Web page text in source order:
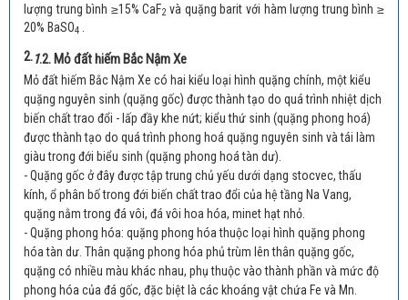
lượng trung bình ≥15% CaF2 và quặng barit với hàm lượng trung bình ≥
20% BaSO4
2.1.2. Mỏ đất hiếm Bắc Nậm Xe
Mỏ đất hiếm Bắc Nậm Xe có hai kiểu loại hình quặng chính, một kiểu
quặng nguyên sinh (quặng gốc) được thành tạo do quá trình nhiệt dịch
biến chất trao đổi - lấp đầy khe nứt; kiểu thứ sinh (quặng phong hoá)
được thành tạo do quá trình phong hoá quặng nguyên sinh và tái làm
giàu trong đới biểu sinh (quặng phong hoá tàn dư).
- Quặng gốc ở đây được tập trung chủ yếu dưới dạng stocvec, thấu
kính, ổ phân bố trong đới biến chất trao đổi của hệ tầng Na Vang,
quặng nằm trong đá vôi, đá vôi hoa hóa, minet hạt nhỏ.
- Quặng phong hóa: quặng phong hóa thuộc loại hình quặng phong
hóa tàn dư. Thân quặng phong hóa phủ trùm lên thân quặng gốc,
quặng có nhiều màu khác nhau, phụ thuộc vào thành phần và mức độ
phong hóa của đá gốc, đặc biệt là các khoáng vật chứa Fe và Mn.